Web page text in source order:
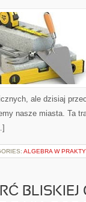
ale dzisiaj
nasze miasta. Ta
ALGEBRA W
BLISKIEJ